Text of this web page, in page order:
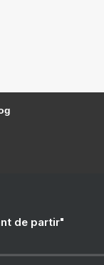
de partir"